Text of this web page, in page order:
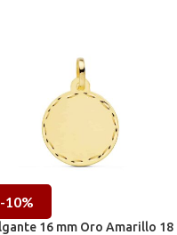
-10%
16 mm Oro Amarillo 18